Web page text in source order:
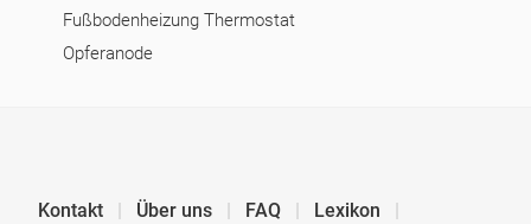
Fußbodenheizung Thermostat
Opferanode
Kontakt Über uns FAQ
Lexikon